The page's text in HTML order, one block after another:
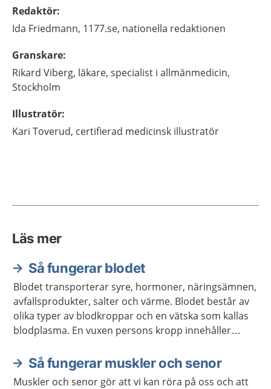
Redaktör:
Ida Friedmann, 1177.se, nationella redaktionen
Granskare:
Rikard Viberg, läkare, specialist i allmänmedicin,
Stockholm
Illustratör:
Kari Toverud, certifierad medicinsk illustratör
Läs mer
Så fungerar blodet
Blodet transporterar syre, hormoner, näringsämnen,
avfallsprodukter, salter och värme. Blodet består av
olika typer av blodkroppar och en vätska som kallas
blodplasma. En vuxen persons kropp innehåller
Så fungerar muskler och senor
Muskler och senor gör att vi kan röra på oss och att